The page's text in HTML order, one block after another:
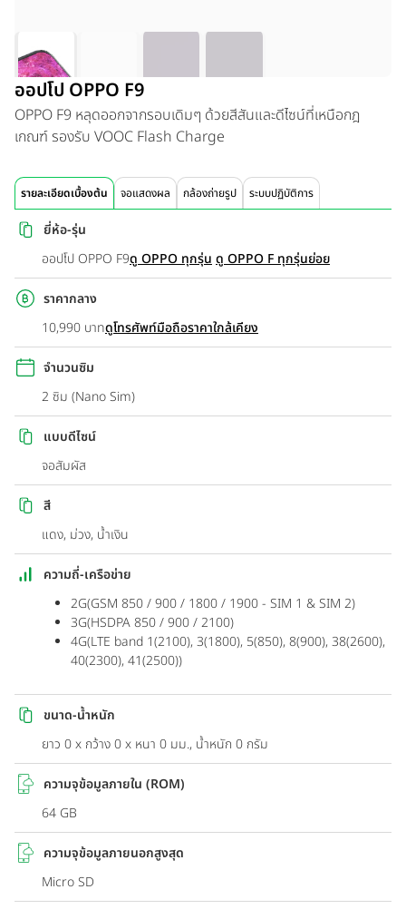
ออปโป OPPO F9
OPPO F9 หลุดออกจากรอบเดิมๆ ด้วยสีสันและดีไซน์ที่เหนือกฎ
เกณฑ์ รองรับ VOOC Flash Charge
รายละเอียดเบื้องต้น จอแสดงผล กล้องถ่ายรูป ระบบปฏิบัติการ
ยี่ห้อ-รุ่น
ออปโป OPPO F9ดู OPPO ทุกรุ่น ดู OPPO F ทุกรุ่นย่อย
ราคากลาง
10,990 บาทดูโทรศัพท์มือถือราคาใกล้เคียง
จำนวนซิม
2 ซิม (Nano Sim)
แบบดีไซน์
จอสัมผัส
สี
แดง, ม่วง, น้ำเงิน
ความถี่-เครือข่าย
2G(GSM 850 / 900 / 1800 / 1900 - SIM 1 & SIM 2)
3G(HSDPA 850 / 900 / 2100)
4G(LTE band 1(2100), 3(1800), 5(850), 8(900), 38(2600),
40(2300), 41(2500))
ขนาด-น้ำหนัก
ยาว 0 x กว้าง 0 x หนา 0 มม., น้ำหนัก 0 กรัม
ความจุข้อมูลภายใน (ROM)
64 GB
ความจุข้อมูลภายนอกสูงสุด
Micro SD